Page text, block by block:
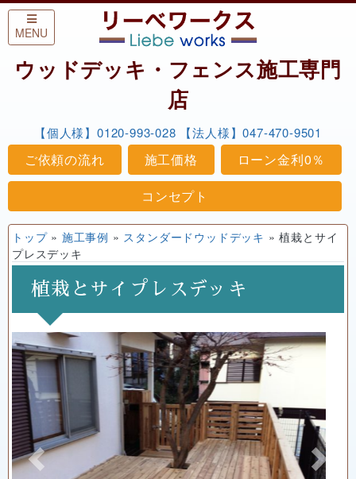
Skip to content
MENU
ウッドデッキ・フェンス施工専門
店
【個人様】0120-993-028 【法人様】047-470-9501
ご依頼の流れ 施工価格
ローン金利0％
コンセプト
トップ» 施工事例 » スタンダードウッドデッキ »植栽とサイ
プレスデッキ
植栽とサイプレスデッキ
Previous Next